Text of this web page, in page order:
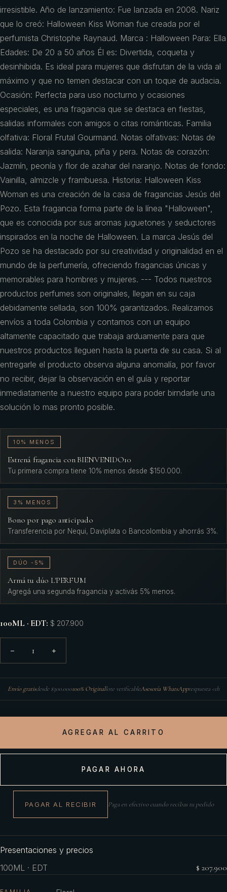
irresistible. Año de lanzamiento: Fue lanzada en 2008. Nariz
que lo creó: Halloween Kiss Woman fue creada por el
perfumista Christophe Raynaud. Marca : Halloween Para: Ella
Edades: De 20 a 50 años Él es: Divertida, coqueta y
desinhibida. Es ideal para mujeres que disfrutan de la vida al
máximo y que no temen destacar con un toque de audacia.
Ocasión: Perfecta para uso nocturno y ocasiones
especiales, es una fragancia que se destaca en fiestas,
salidas informales con amigos o citas románticas. Familia
olfativa: Floral Frutal Gourmand. Notas olfativas: Notas de
salida: Naranja sanguina, piña y pera. Notas de corazón:
Jazmín, peonía y flor de azahar del naranjo. Notas de fondo:
Vainilla, almizcle y frambuesa. Historia: Halloween Kiss
Woman es una creación de la casa de fragancias Jesús del
Pozo. Esta fragancia forma parte de la línea "Halloween",
que es conocida por sus aromas juguetones y seductores
inspirados en la noche de Halloween. La marca Jesús del
Pozo se ha destacado por su creatividad y originalidad en el
mundo de la perfumería, ofreciendo fragancias únicas y
memorables para hombres y mujeres. --- Todos nuestros
productos perfumes son originales, llegan en su caja
debidamente sellada, son 100% garantizados. Realizamos
envíos a toda Colombia y contamos con un equipo
altamente capacitado que trabaja arduamente para que
nuestros productos lleguen hasta la puerta de su casa. Si al
entregarle el producto observa alguna anomalía, por favor
no recibir, dejar la observación en el guía y reportar
inmediatamente a nuestro equipo para poder birndarle una
solución lo mas pronto posible.
10% MENOS
Estrená fragancia con BIENVENIDO10
Tu primera compra tiene 10% menos desde $150.000.
3% MENOS
Bono por pago anticipado
Transferencia por Nequi, Daviplata o Bancolombia y ahorrás 3%.
DÚO -5%
Armá tu dúo L'PERFUM
Agregá una segunda fragancia y activás 5% menos.
100ML · EDT: $ 207.900
− 1 +
Envío gratisdesde $300.000100% Originallote verificableAsesoría WhatsApprespuesta <1h
AGREGAR AL CARRITO
PAGAR AHORA
PAGAR AL RECIBIR Paga en efectivo cuando recibas tu pedido
Presentaciones y precios
100ML · EDT
$ 207.900